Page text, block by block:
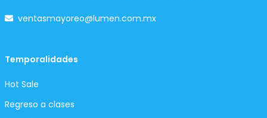
ventasmayoreo@lumen.com.mx
Temporalidades
Hot Sale
Regreso a clases